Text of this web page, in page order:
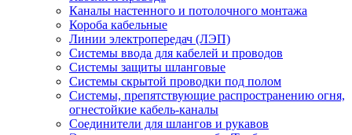
Каналы настенного и потолочного монтажа
Короба кабельные
Линии электропередач (ЛЭП)
Системы ввода для кабелей и проводов
Системы защиты шланговые
Системы скрытой проводки под полом
Системы, препятствующие распространению огня,
огнестойкие кабель-каналы
Соединители для шлангов и рукавов